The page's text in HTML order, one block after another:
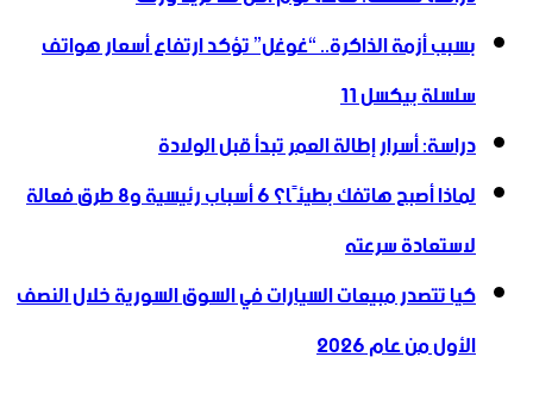
بسبب أزمة الذاكرة.. “غوغل” تؤكد ارتفاع أسعار هواتف
سلسلة بيكسل 11
دراسة: أسرار إطالة العمر تبدأ قبل الولادة
لماذا أصبح هاتفك بطيئًا؟ 6 أسباب رئيسية و8 طرق فعالة
لاستعادة سرعته
كيا تتصدر مبيعات السيارات في السوق السورية خلال النصف
الأول من عام 2026